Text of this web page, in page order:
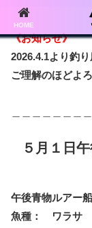
《お知らせ》
2026.4.1より釣
ご理解のほどよ
５月１日
午後青物ルアー船
魚種： ワラサ
HOME